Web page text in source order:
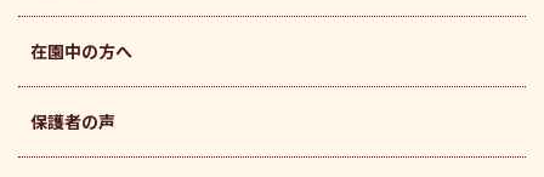
在園中の方へ
保護者の声